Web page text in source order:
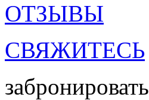
ОТЗЫВЫ
СВЯЖИТЕСЬ
забронировать